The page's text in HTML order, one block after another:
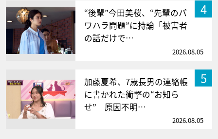
4
“後輩”今田美桜、“先輩のパ
ワハラ問題”に持論「被害者
の話だけで…
2026.08.05
5
加藤夏希、7歳長男の連絡帳
に書かれた衝撃の“お知ら
せ” 原因不明…
2026.08.05